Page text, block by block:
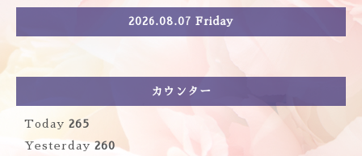
2026.08.07 Friday
カウンター
Today 265
Yesterday260